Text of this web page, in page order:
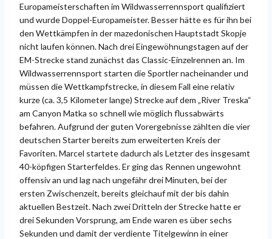
Europameisterschaften im Wildwasserrennsport qualifiziert
und wurde Doppel-Europameister. Besser hätte es für ihn bei
den Wettkämpfen in der mazedonischen Hauptstadt Skopje
nicht laufen können. Nach drei Eingewöhnungstagen auf der
EM-Strecke stand zunächst das Classic-Einzelrennen an. Im
Wildwasserrennsport starten die Sportler nacheinander und
müssen die Wettkampfstrecke, in diesem Fall eine relativ
kurze (ca. 3,5 Kilometer lange) Strecke auf dem „River Treska“
am Canyon Matka so schnell wie möglich flussabwärts
befahren. Aufgrund der guten Vorergebnisse zählten die vier
deutschen Starter bereits zum erweiterten Kreis der
Favoriten. Marcel startete dadurch als Letzter des insgesamt
40-köpfigen Starterfeldes. Er ging das Rennen ungewohnt
offensiv an und lag nach ungefähr drei Minuten, bei der
ersten Zwischenzeit, bereits gleichauf mit der bis dahin
aktuellen Bestzeit. Nach zwei Dritteln der Strecke hatte er
drei Sekunden Vorsprung, am Ende waren es über sechs
Sekunden und damit der verdiente Titelgewinn in einer